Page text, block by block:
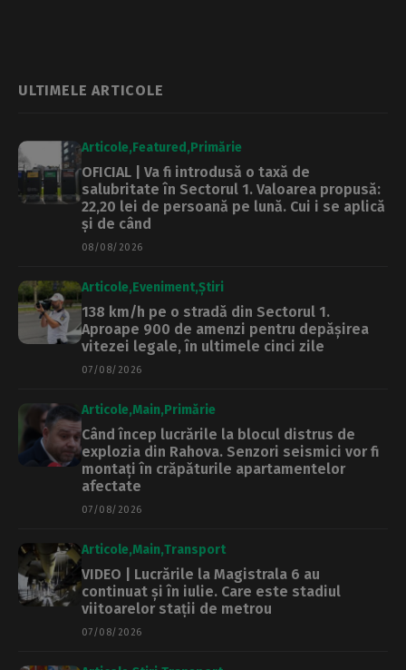
ULTIMELE ARTICOLE
Articole Featured Primărie
OFICIAL | Va fi introdusă o taxă de
salubritate în Sectorul 1. Valoarea propusă:
22,20 lei de persoană pe lună. Cui i se aplică
și de când
08/08/2026
Articole Eveniment Știri
138 km/h pe o stradă din Sectorul 1.
Aproape 900 de amenzi pentru depășirea
vitezei legale, în ultimele cinci zile
07/08/2026
Articole Main Primărie
Când încep lucrările la blocul distrus de
explozia din Rahova. Senzori seismici vor fi
montați în crăpăturile apartamentelor
afectate
07/08/2026
Articole Main Transport
VIDEO | Lucrările la Magistrala 6 au
continuat și în iulie. Care este stadiul
viitoarelor stații de metrou
07/08/2026